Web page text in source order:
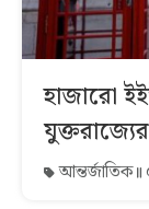
হাজারো
আন্তর্জাতিক